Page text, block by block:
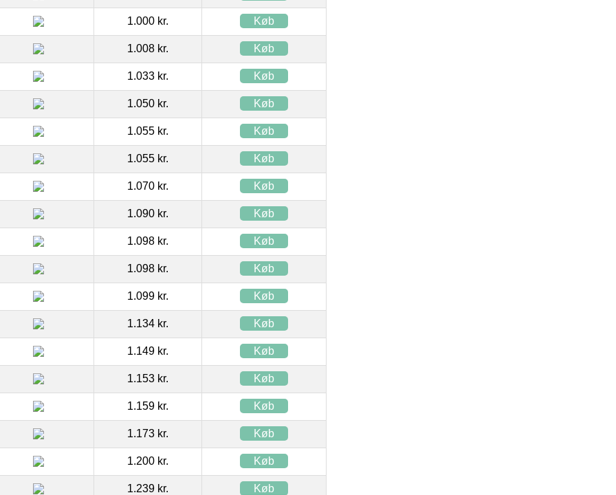
1.000 kr. Køb
1.008 kr. Køb
1.033 kr. Køb
1.050 kr. Køb
1.055 kr. Køb
1.055 kr. Køb
1.070 kr. Køb
1.090 kr. Køb
1.098 kr. Køb
1.098 kr. Køb
1.099 kr. Køb
1.134 kr. Køb
1.149 kr. Køb
1.153 kr. Køb
1.159 kr. Køb
1.173 kr. Køb
1.200 kr. Køb
1.239 kr. Køb